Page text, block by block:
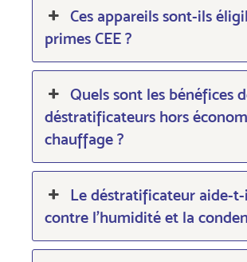
Ces appareils sont-ils
primes CEE ?
Quels sont les bénéfices
déstratificateurs hors
chauffage ?
Le déstratificateur aide-
contre l’humidité et la